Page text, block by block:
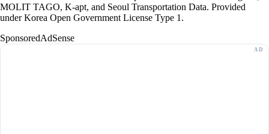
MOLIT TAGO, K-apt, and Seoul Transportation Data. Provided
under Korea Open Government License Type 1.
SponsoredAdSense